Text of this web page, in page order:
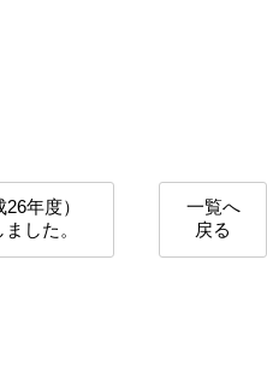
年度）
した。
一覧へ
戻る